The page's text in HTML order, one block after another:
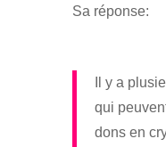
Sa réponse:
Il y a
qui
dons en